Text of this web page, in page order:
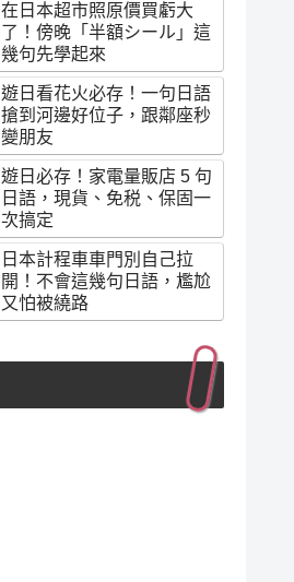
在日本超市照原價買虧大
了！傍晚「半額シール」這
幾句先學起來
遊日看花火必存！一句日語
搶到河邊好位子，跟鄰座秒
變朋友
遊日必存！家電量販店 5 句
日語，現貨、免税、保固一
次搞定
日本計程車車門別自己拉
開！不會這幾句日語，尷尬
又怕被繞路